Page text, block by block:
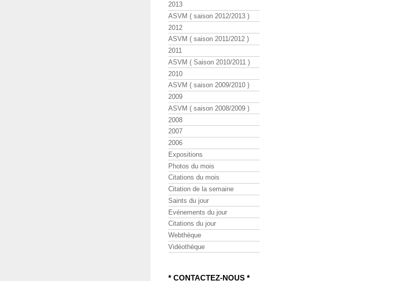
2013
ASVM ( saison 2012/2013 )
2012
ASVM ( saison 2011/2012 )
2011
ASVM ( Saison 2010/2011 )
2010
ASVM ( saison 2009/2010 )
2009
ASVM ( saison 2008/2009 )
2008
2007
2006
Expositions
Photos du mois
Citations du mois
Citation de la semaine
Saints du jour
Evénements du jour
Citations du jour
Webthèque
Vidéothèque
* CONTACTEZ-NOUS *